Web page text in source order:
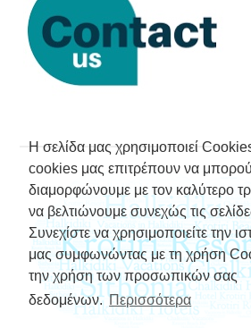
Η σελίδα μας χρησιμοποιεί
cookies μας επιτρέπουν να
διαμορφώνουμε με τον καλύτερο
να βελτιώνουμε συνεχώς τις
Συνεχίστε να χρησιμοποιείτε την
μας συμφωνώντας με τη χρήση
την χρήση των προσωπικών σας
δεδομένων. Περισσότερα